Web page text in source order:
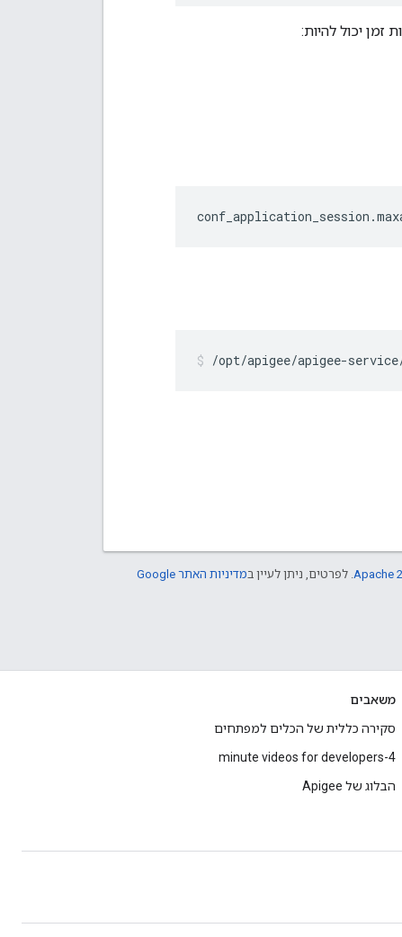
זמן יכול להיות:
/opt/apigee/apigee-
Apache. לפרטים, ניתן לעיין ב
מדיניות האתר Google
משאבים
סקירה כללית של הכלים למפתחים
4-minute videos for developers
הבלוג של Apigee